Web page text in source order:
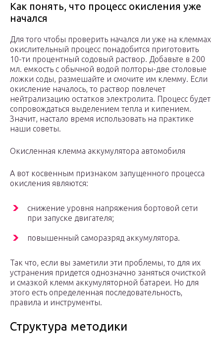
Как понять, что процесс окисления уже
начался
Для того чтобы проверить начался ли уже на клеммах
окислительный процесс понадобится приготовить
10-ти процентный содовый раствор. Добавьте в 200
мл. емкость с обычной водой полторы-две столовые
ложки соды, размешайте и смочите им клемму. Если
окисление началось, то раствор повлечет
нейтрализацию остатков электролита. Процесс будет
сопровождаться выделением тепла и кипением.
Значит, настало время использовать на практике
наши советы.
Окисленная клемма аккумулятора автомобиля
А вот косвенным признаком запущенного процесса
окисления являются:
снижение уровня напряжения бортовой сети
при запуске двигателя;
повышенный саморазряд аккумулятора.
Так что, если вы заметили эти проблемы, то для их
устранения придется однозначно заняться очисткой
и смазкой клемм аккумуляторной батареи. Но для
этого есть определенная последовательность,
правила и инструменты.
Структура методики